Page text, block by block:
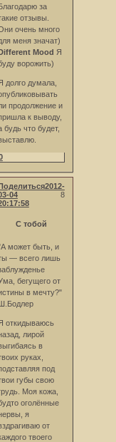
за
отзывы.
очень много
меня значат)
Mood Я
ворожить)
долго думала,
продолжение и
к выводу,
будь что будет,
8
2012-
04
С тобой
может быть, и
— всего лишь
бегущего от
в мечту?"
откидываюсь
лирой
в
руках,
под
губы свою
Моя кожа,
оголённые
я
от
твоего